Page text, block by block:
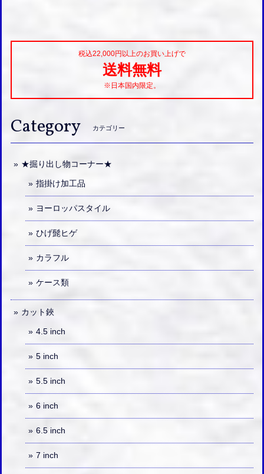
税込22,000円以上のお買い上げで
送料無料
※日本国内限定。
Category カテゴリー
★掘り出し物コーナー★
指掛け加工品
ヨーロッパスタイル
ひげ髭ヒゲ
カラフル
ケース類
カット鋏
4.5 inch
5 inch
5.5 inch
6 inch
6.5 inch
7 inch